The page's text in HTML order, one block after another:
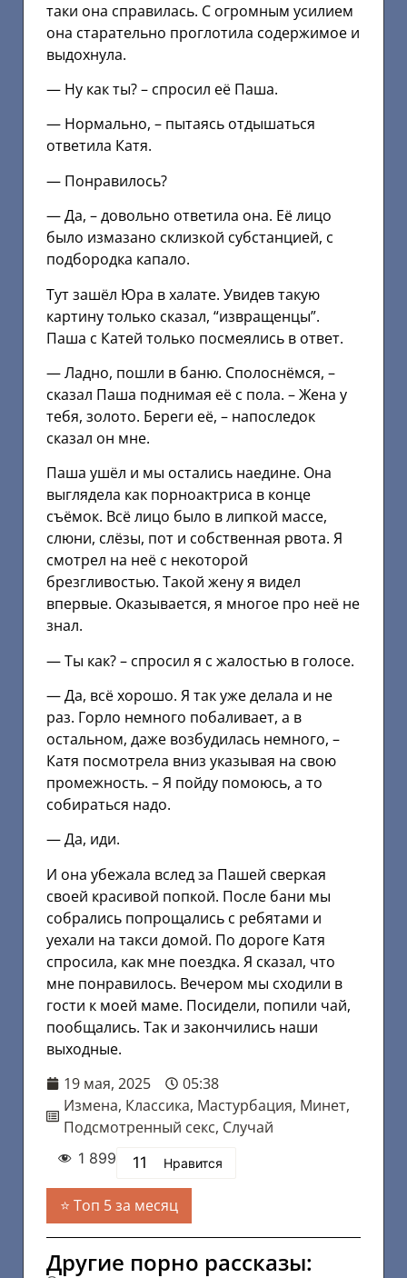
таки она справилась. С огромным усилием
она старательно проглотила содержимое и
выдохнула.
— Ну как ты? – спросил её Паша.
— Нормально, – пытаясь отдышаться
ответила Катя.
— Понравилось?
— Да, – довольно ответила она. Её лицо
было измазано склизкой субстанцией, с
подбородка капало.
Тут зашёл Юра в халате. Увидев такую
картину только сказал, “извращенцы”.
Паша с Катей только посмеялись в ответ.
— Ладно, пошли в баню. Сполоснёмся, –
сказал Паша поднимая её с пола. – Жена у
тебя, золото. Береги её, – напоследок
сказал он мне.
Паша ушёл и мы остались наедине. Она
выглядела как порноактриса в конце
съёмок. Всё лицо было в липкой массе,
слюни, слёзы, пот и собственная рвота. Я
смотрел на неё с некоторой
брезгливостью. Такой жену я видел
впервые. Оказывается, я многое про неё не
знал.
— Ты как? – спросил я с жалостью в голосе.
— Да, всё хорошо. Я так уже делала и не
раз. Горло немного побаливает, а в
остальном, даже возбудилась немного, –
Катя посмотрела вниз указывая на свою
промежность. – Я пойду помоюсь, а то
собираться надо.
— Да, иди.
И она убежала вслед за Пашей сверкая
своей красивой попкой. После бани мы
собрались попрощались с ребятами и
уехали на такси домой. По дороге Катя
спросила, как мне поездка. Я сказал, что
мне понравилось. Вечером мы сходили в
гости к моей маме. Посидели, попили чай,
пообщались. Так и закончились наши
выходные.
19 мая, 2025
05:38
Измена, Классика, Мастурбация, Минет,
Подсмотренный секс, Случай
1 899 11 Нравится
Топ 5 за месяц
Другие порно рассказы: